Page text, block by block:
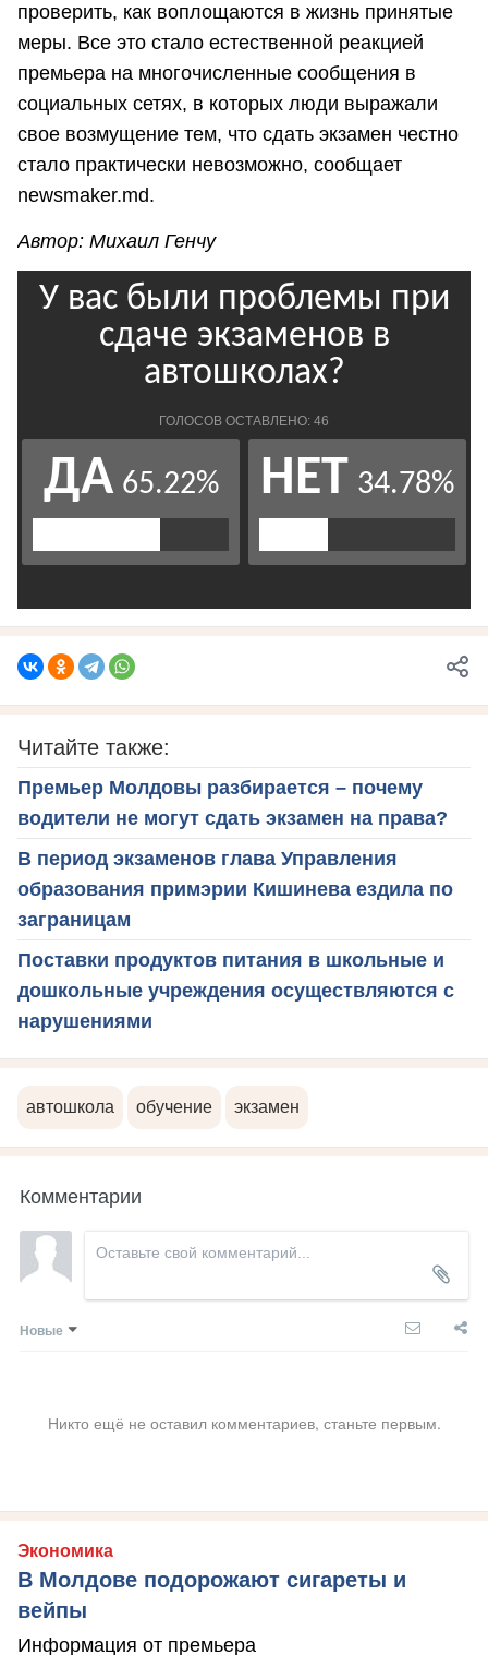
проверить, как воплощаются в жизнь принятые
меры. Все это стало естественной реакцией
премьера на многочисленные сообщения в
социальных сетях, в которых люди выражали
свое возмущение тем, что сдать экзамен честно
стало практически невозможно, сообщает
newsmaker.md.
Автор: Михаил Генчу
Читайте также:
Премьер Молдовы разбирается – почему
водители не могут сдать экзамен на права?
В период экзаменов глава Управления
образования примэрии Кишинева ездила по
заграницам
Поставки продуктов питания в школьные и
дошкольные учреждения осуществляются с
нарушениями
автошкола обучение экзамен
Комментарии
Новые
Никто ещё не оставил комментариев, станьте первым.
Экономика
В Молдове подорожают сигареты и
вейпы
Информация от премьера